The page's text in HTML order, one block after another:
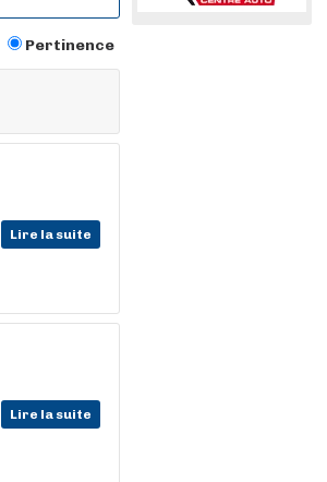
Pertinence
Lire la suite
Lire la suite